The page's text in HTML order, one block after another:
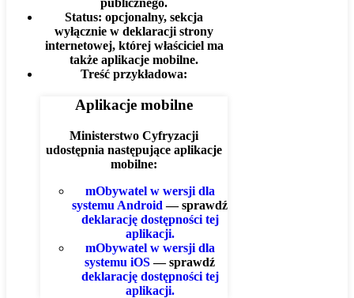
publicznego.
Status: opcjonalny, sekcja
wyłącznie w deklaracji strony
internetowej, której właściciel ma
także aplikacje mobilne.
Treść przykładowa:
Aplikacje mobilne
Ministerstwo Cyfryzacji
udostępnia następujące aplikacje
mobilne:
mObywatel w wersji dla
systemu Android — sprawdź
deklarację dostępności tej
aplikacji.
mObywatel w wersji dla
systemu iOS— sprawdź
deklarację dostępności tej
aplikacji.